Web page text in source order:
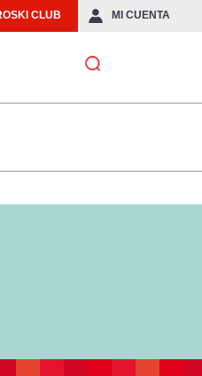
CLUB MI CUENTA